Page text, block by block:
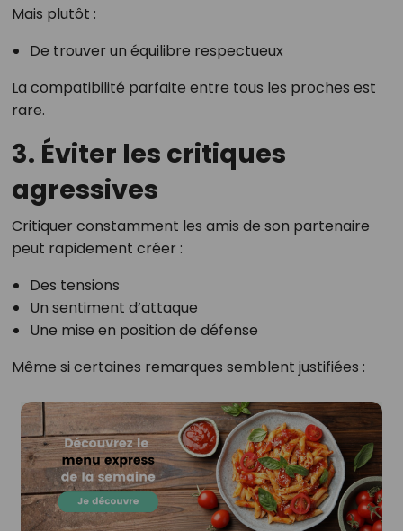
Mais plutôt :
De trouver un équilibre respectueux
La compatibilité parfaite entre tous les proches est
rare.
3. Éviter les critiques
agressives
Critiquer constamment les amis de son partenaire
peut rapidement créer :
Des tensions
Un sentiment d’attaque
Une mise en position de défense
Même si certaines remarques semblent justifiées :